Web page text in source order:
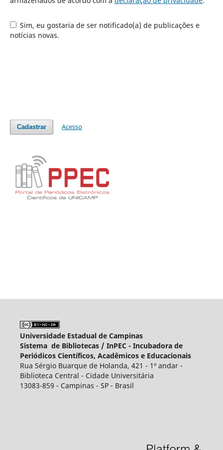
Sim, eu gostaria de ser notificado(a) de publicações e
notícias novas.
Cadastrar Acesso
Universidade Estadual de Campinas
Sistema de Bibliotecas / InPEC - Incubadora de
Periódicos Científicos, Acadêmicos e Educacionais
Rua Sérgio Buarque de Holanda, 421 - 1º andar -
Biblioteca Central - Cidade Universitária
13083-859 - Campinas - SP - Brasil